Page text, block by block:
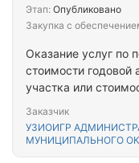
Оказание услуг по
стоимости годовой
участка или
стоимости продажи
недвижимости на
муниципального
Заказчик
УЗИОИГР
МУНИЦИПАЛЬНОГО
Этап: Опубликовано
Закупка с